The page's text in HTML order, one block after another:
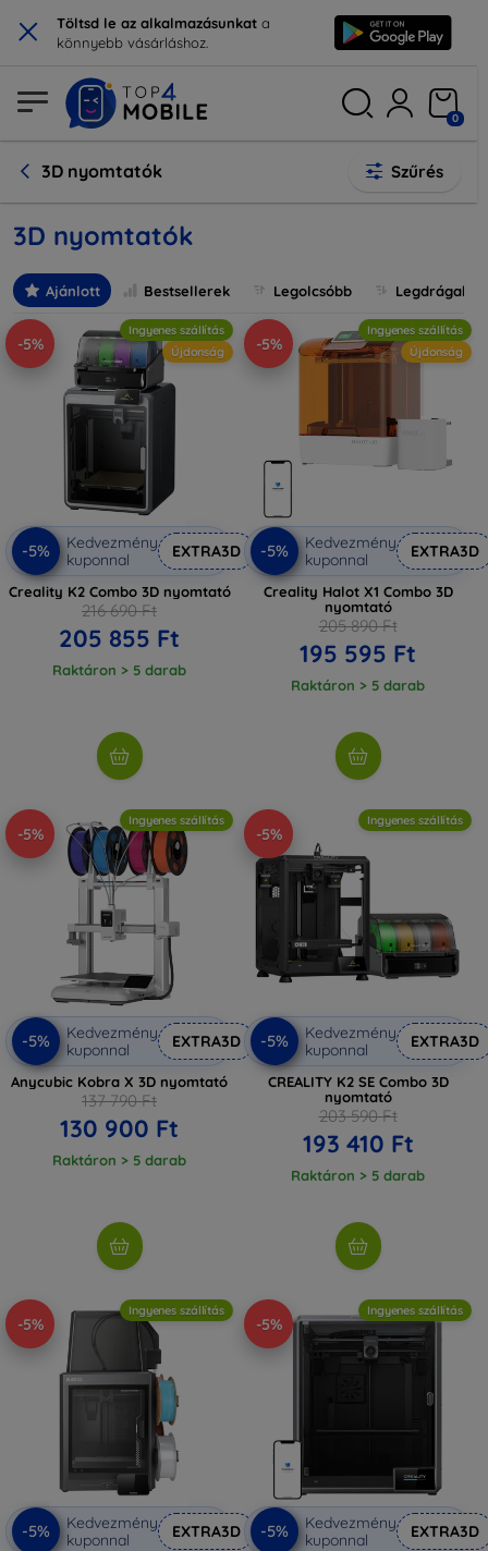
× Töltsd le az alkalmazásunkat a
könnyebb vásárláshoz.
0
3D nyomtatók Szűrés
3D nyomtatók
Ajánlott Bestsellerek Legolcsóbb Legdrágabb
-5%
Ingyenes szállítás
Újdonság
-5%
Kedvezmény
kuponnal
EXTRA3D
Creality K2 Combo 3D nyomtató
216 690 Ft
205 855 Ft
Raktáron > 5 darab
-5%
Ingyenes szállítás
Újdonság
-5%
Kedvezmény
kuponnal
EXTRA3D
Creality Halot X1 Combo 3D
nyomtató
205 890 Ft
195 595 Ft
Raktáron > 5 darab
-5%
Ingyenes szállítás
-5%
Kedvezmény
kuponnal
EXTRA3D
Anycubic Kobra X 3D nyomtató
137 790 Ft
130 900 Ft
Raktáron > 5 darab
-5%
Ingyenes szállítás
-5%
Kedvezmény
kuponnal
EXTRA3D
CREALITY K2 SE Combo 3D
nyomtató
203 590 Ft
193 410 Ft
Raktáron > 5 darab
-5%
Ingyenes szállítás
-5%
Kedvezmény
kuponnal
EXTRA3D
-5%
Ingyenes szállítás
-5%
Kedvezmény
kuponnal
EXTRA3D